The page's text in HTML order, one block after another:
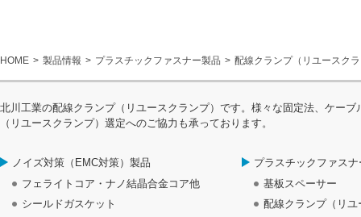
HOME 製品情報 プラスチックファスナー製品 配線クランプ（リユースク
北川工業の配線クランプ（リユースクランプ）です。様々な固定法、ケー
（リユースクランプ）選定へのご協力も承っております。
ノイズ対策（EMC対策）製品
フェライトコア・ナノ結晶合金コア他
シールドガスケット
プラスチックファス
基板スペーサー
配線クランプ（リ